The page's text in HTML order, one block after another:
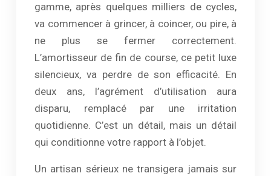
gamme, après quelques milliers de cycles,
va commencer à grincer, à coincer, ou pire, à
ne plus se fermer correctement.
L’amortisseur de fin de course, ce petit luxe
silencieux, va perdre de son efficacité. En
deux ans, l’agrément d’utilisation aura
disparu, remplacé par une irritation
quotidienne. C’est un détail, mais un détail
qui conditionne votre rapport à l’objet.
Un artisan sérieux ne transigera jamais sur